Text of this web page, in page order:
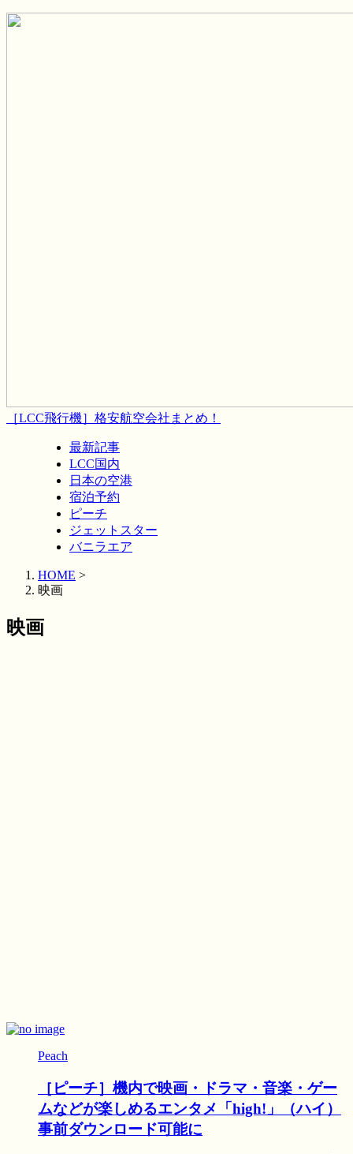
［LCC飛行機］格安航空会社まとめ！
最新記事
LCC国内
日本の空港
宿泊予約
ピーチ
ジェットスター
バニラエア
HOME >
映画
映画
Peach
［ピーチ］機内で映画・ドラマ・音楽・ゲー
ムなどが楽しめるエンタメ「high!」（ハイ）
事前ダウンロード可能に